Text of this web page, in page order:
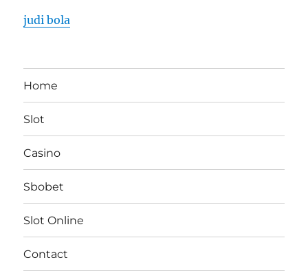
judi bola
Home
Slot
Casino
Sbobet
Slot Online
Contact